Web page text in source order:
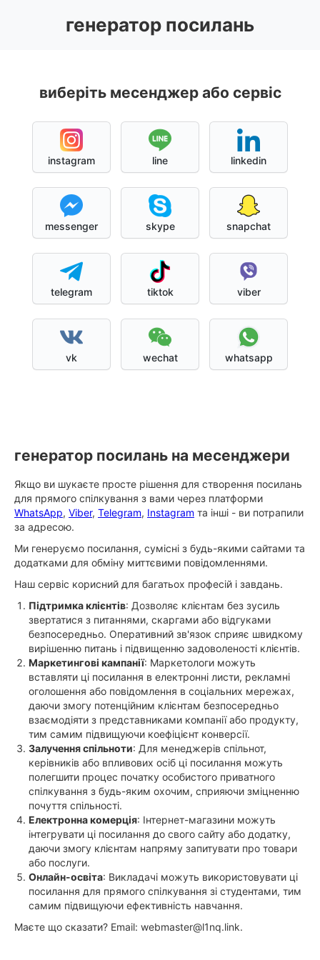
генератор посилань
виберіть месенджер або сервіс
instagram line linkedin
messenger skype snapchat
telegram tiktok viber
vk wechat whatsapp
генератор посилань на месенджери
Якщо ви шукаєте просте рішення для створення посилань
для прямого спілкування з вами через платформи
WhatsApp, Viber, Telegram, Instagram та інші - ви потрапили
за адресою.
Ми генеруємо посилання, сумісні з будь-якими сайтами та
додатками для обміну миттєвими повідомленнями.
Наш сервіс корисний для багатьох професій і завдань.
Підтримка клієнтів: Дозволяє клієнтам без зусиль
звертатися з питаннями, скаргами або відгуками
безпосередньо. Оперативний зв'язок сприяє швидкому
вирішенню питань і підвищенню задоволеності клієнтів.
Маркетингові кампанії: Маркетологи можуть
вставляти ці посилання в електронні листи, рекламні
оголошення або повідомлення в соціальних мережах,
даючи змогу потенційним клієнтам безпосередньо
взаємодіяти з представниками компанії або продукту,
тим самим підвищуючи коефіцієнт конверсії.
Залучення спільноти: Для менеджерів спільнот,
керівників або впливових осіб ці посилання можуть
полегшити процес початку особистого приватного
спілкування з будь-яким охочим, сприяючи зміцненню
почуття спільності.
Електронна комерція: Інтернет-магазини можуть
інтегрувати ці посилання до свого сайту або додатку,
даючи змогу клієнтам напряму запитувати про товари
або послуги.
Онлайн-освіта: Викладачі можуть використовувати ці
посилання для прямого спілкування зі студентами, тим
самим підвищуючи ефективність навчання.
Маєте що сказати? Email: webmaster@l1nq.link.